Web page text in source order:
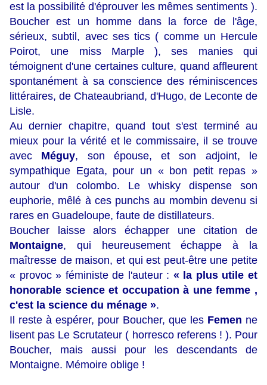
est la possibilité d'éprouver les mêmes sentiments ).
Boucher est un homme dans la force de l'âge,
sérieux, subtil, avec ses tics ( comme un Hercule
Poirot, une miss Marple ), ses manies qui
témoignent d'une certaines culture, quand affleurent
spontanément à sa conscience des réminiscences
littéraires, de Chateaubriand, d'Hugo, de Leconte de
Lisle.
Au dernier chapitre, quand tout s'est terminé au
mieux pour la vérité et le commissaire, il se trouve
avec Méguy, son épouse, et son adjoint, le
sympathique Egata, pour un « bon petit repas »
autour d'un colombo. Le whisky dispense son
euphorie, mêlé à ces punchs au mombin devenu si
rares en Guadeloupe, faute de distillateurs.
Boucher laisse alors échapper une citation de
Montaigne, qui heureusement échappe à la
maîtresse de maison, et qui est peut-être une petite
« provoc » féministe de l'auteur : « la plus utile et
honorable science et occupation à une femme ,
c'est la science du ménage ».
Il reste à espérer, pour Boucher, que les Femen ne
lisent pas Le Scrutateur ( horresco referens ! ). Pour
Boucher, mais aussi pour les descendants de
Montaigne. Mémoire oblige !